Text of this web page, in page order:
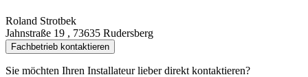
Roland Strotbek
Jahnstraße 19 , 73635 Rudersberg
Fachbetrieb kontaktieren
Sie möchten Ihren Installateur lieber direkt kontaktieren?